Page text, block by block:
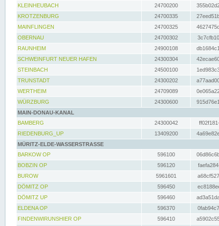
KLEINHEUBACH 24700200
KROTZENBURG
24700335
MAINFLINGEN
24700325
OBERNAU
24700302
RAUNHEIM
24900108
SCHWEINFURT NEUER HAFEN
24300304
STEINBACH
24500100
TRUNSTADT
24300202
WERTHEIM
24709089
WÜRZBURG
24300600
MAIN-DONAU-KANAL
BAMBERG
24300042
RIEDENBURG_UP
13409200
MÜRITZ-ELDE-WASSERSTRASSE
BARKOW OP
596100
BOBZIN OP
596120
BUROW
5961601
DÖMITZ OP
596450
DÖMITZ UP
596460
ELDENA OP
596370
FINDENWIRUNSHIER OP
596410